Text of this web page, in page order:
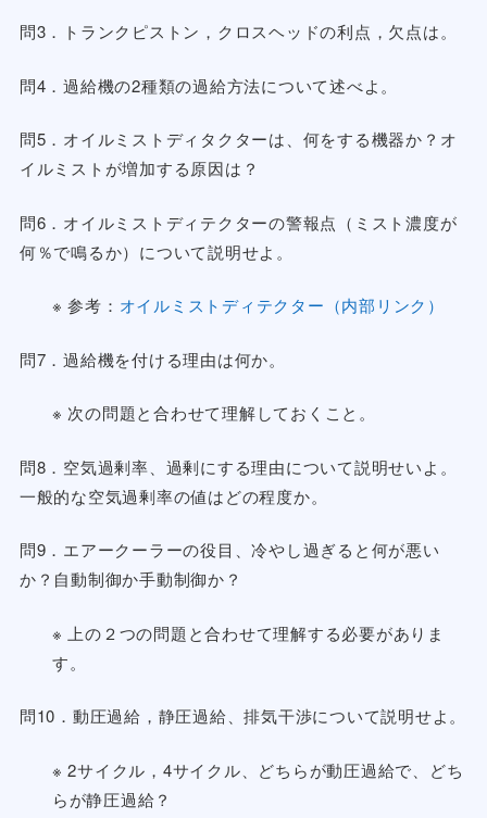
問3．トランクピストン，クロスヘッドの利点，欠点は。
問4．過給機の2種類の過給方法について述べよ。
問5．オイルミストディタクターは、何をする機器か？オ
イルミストが増加する原因は？
問6．オイルミストディテクターの警報点（ミスト濃度が
何％で鳴るか）について説明せよ。
※ 参考： オイルミストディテクター（内部リンク）
問7．過給機を付ける理由は何か。
※ 次の問題と合わせて理解しておくこと。
問8．空気過剰率、過剰にする理由について説明せいよ。
一般的な空気過剰率の値はどの程度か。
問9．エアークーラーの役目、冷やし過ぎると何が悪い
か？自動制御か手動制御か？
※ 上の２つの問題と合わせて理解する必要がありま
す。
問10．動圧過給，静圧過給、排気干渉について説明せよ。
※ 2サイクル，4サイクル、どちらが動圧過給で、どち
らが静圧過給？